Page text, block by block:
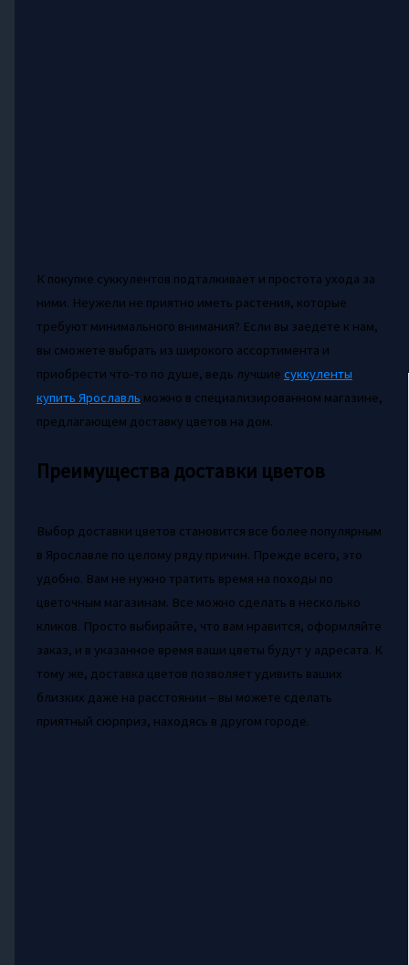
К покупке суккулентов подталкивает и простота ухода за
ними. Неужели не приятно иметь растения, которые
требуют минимального внимания? Если вы заедете к нам,
вы сможете выбрать из широкого ассортимента и
приобрести что-то по душе, ведь лучшие суккуленты
купить Ярославль можно в специализированном магазине,
предлагающем доставку цветов на дом.
Преимущества доставки цветов
Выбор доставки цветов становится все более популярным
в Ярославле по целому ряду причин. Прежде всего, это
удобно. Вам не нужно тратить время на походы по
цветочным магазинам. Все можно сделать в несколько
кликов. Просто выбирайте, что вам нравится, оформляйте
заказ, и в указанное время ваши цветы будут у адресата. К
тому же, доставка цветов позволяет удивить ваших
близких даже на расстоянии – вы можете сделать
приятный сюрприз, находясь в другом городе.